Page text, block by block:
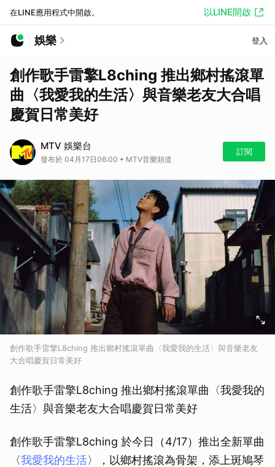
在LINE應用程式中開啟。 以LINE開啟
娛樂 登入
創作歌手雷擎L8ching 推出鄉村搖滾單
曲〈我愛我的生活〉與音樂老友大合唱
慶賀日常美好
MTV 娛樂台
發布於 04月17日06:00 • MTV音樂頻道
訂閱
創作歌手雷擎L8ching 推出鄉村搖滾單曲〈我愛我的生活〉與音樂老友
大合唱慶賀日常美好
創作歌手雷擎L8ching 推出鄉村搖滾單曲〈我愛我的
生活〉與音樂老友大合唱慶賀日常美好
創作歌手雷擎L8ching 於今日（4/17）推出全新單曲
〈我愛我的生活〉，以鄉村搖滾為骨架，添上斑鳩琴